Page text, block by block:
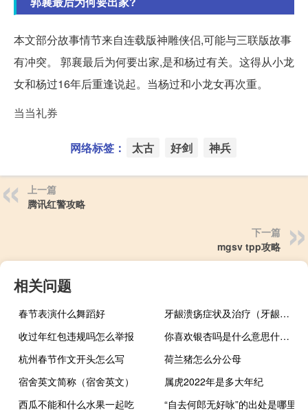
本文部分故事情节来自连载版神雕侠侣,可能与三联版故事
有冲突。 郭襄最后为何要出家,是和杨过有关。这得从小龙
女和杨过16年后重逢说起。当杨过和小龙女再次重。
当当礼券
网络标签： 太古 好剑 神兵
上一篇
腾讯红警攻略
下一篇
mgsv tpp攻略
相关问题
春节表演什么舞蹈好
牙龈溃疡症状及治疗（牙龈溃疡的原因和治疗方法）
收过年红包违规吗怎么举报
你喜欢银杏吗是什么意思什么梗
杭州春节作文开头怎么写
荷兰猪怎么分公母
宿舍英文简称（宿舍英文）
属虎2022年是多大年纪
西瓜不能和什么水果一起吃
“自去何郎无好咏”的出处是哪里